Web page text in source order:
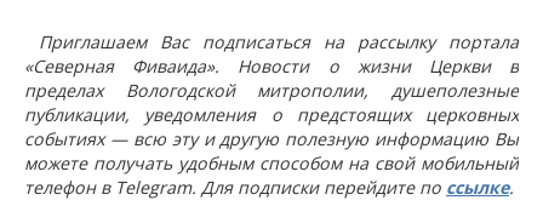
Приглашаем Вас подписаться на рассылку портала
«Северная Фиваида». Новости о жизни Церкви в
пределах Вологодской митрополии, душеполезные
публикации, уведомления о предстоящих церковных
событиях — всю эту и другую полезную информацию Вы
можете получать удобным способом на свой мобильный
телефон в Telegram. Для подписки перейдите по ссылке.